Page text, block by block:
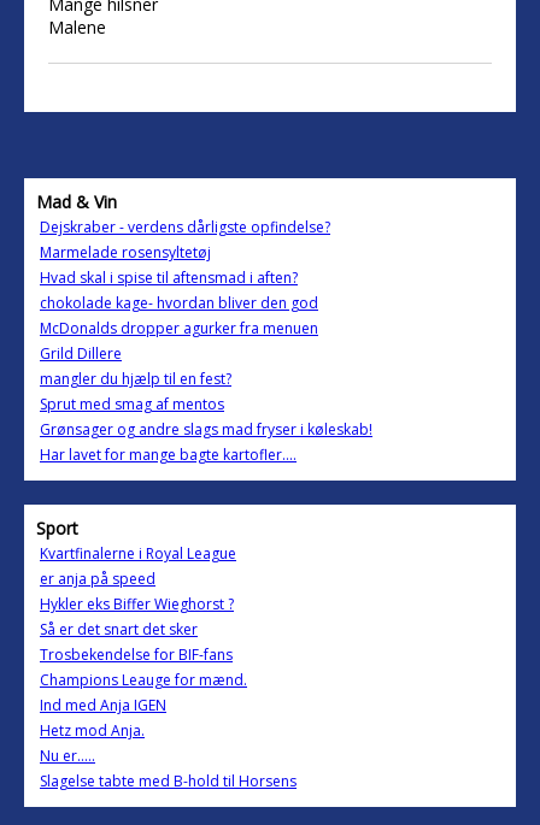
Malene
Mad & Vin
Dejskraber - verdens dårligste opfindelse?
Marmelade rosensyltetøj
Hvad skal i spise til aftensmad i aften?
chokolade kage- hvordan bliver den god
McDonalds dropper agurker fra menuen
Grild Dillere
mangler du hjælp til en fest?
Sprut med smag af mentos
Grønsager og andre slags mad fryser i køleskab!
Har lavet for mange bagte kartofler....
Sport
Kvartfinalerne i Royal League
er anja på speed
Hykler eks Biffer Wieghorst ?
Så er det snart det sker
Trosbekendelse for BIF-fans
Champions Leauge for mænd.
Ind med Anja IGEN
Hetz mod Anja.
Nu er.....
Slagelse tabte med B-hold til Horsens